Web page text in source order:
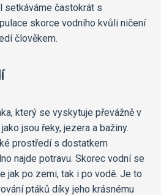
setkáváme častokrát s
skorce vodního kvůli ničení
člověkem.
který se vyskytuje převážně v
jsou řeky, jezera a bažiny.
prostředí s dostatkem
najde potravu. Skorec vodní se
jak po zemi, tak i po vodě. Je to
ptáků díky jeho krásnému